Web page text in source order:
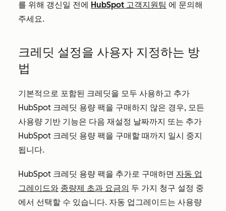
를 위해 갱신일 전에 HubSpot 고객지원팀 에 문의해
주세요.
크레딧 설정을 사용자 지정하는 방
법
기본적으로 포함된 크레딧을 모두 사용하고 추가
HubSpot 크레딧 용량 팩을 구매하지 않은 경우, 모든
사용량 기반 기능은 다음 재설정 날짜까지 또는 추가
HubSpot 크레딧 용량 팩을 구매할 때까지 일시 중지
됩니다.
HubSpot 크레딧 용량 팩을 추가로 구매하면 자동 업
그레이드와 종량제 초과 요금의 두 가지 청구 설정 중
에서 선택할 수 있습니다. 자동 업그레이드는 사용량